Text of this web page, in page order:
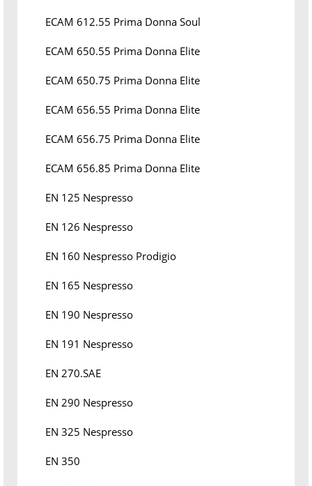
ECAM 612.55 Prima Donna Soul
ECAM 650.55 Prima Donna Elite
ECAM 650.75 Prima Donna Elite
ECAM 656.55 Prima Donna Elite
ECAM 656.75 Prima Donna Elite
ECAM 656.85 Prima Donna Elite
EN 125 Nespresso
EN 126 Nespresso
EN 160 Nespresso Prodigio
EN 165 Nespresso
EN 190 Nespresso
EN 191 Nespresso
EN 270.SAE
EN 290 Nespresso
EN 325 Nespresso
EN 350